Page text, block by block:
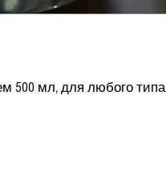
500 мл, для любого типа